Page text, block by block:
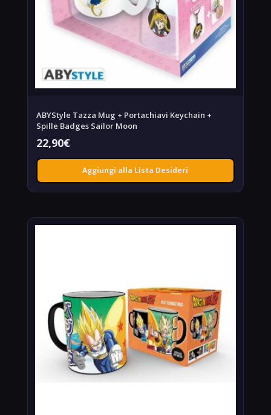
ABYStyle Tazza Mug + Portachiavi Keychain +
Spille Badges Sailor Moon
22,90€
Aggiungi alla Lista Desideri